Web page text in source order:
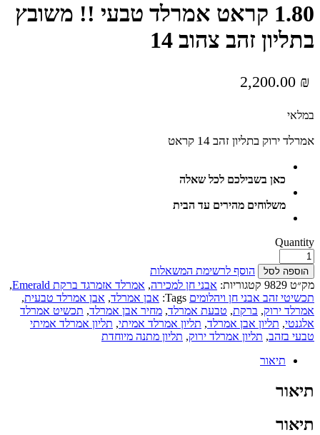
1.80 קראט אמרלד טבעי !! משובץ
בתליון זהב צהוב 14
2,200.00 ₪
במלאי
אמרלד ירוק בתליון זהב 14 קראט
כאן בשבילכם לכל שאלה
משלוחים מהירים עד הבית
Quantity
הוספה לסל
הוסף לרשימת המשאלות
מק״ט 9829 קטגוריות: אבני חן למכירה, אמרלד אזמרגד ברקת Emerald
,
תכשיטי זהב אבני חן ויהלומים Tags: אבן אמרלד, אבן אמרלד טבעית,
אמרלד ירוק, ברקת, טבעת אמרלד, מחיר אבן אמרלד, תכשיט אמרלד
אלגנטי, תליון אבן אמרלד, תליון אמרלד אמיתי, תליון אמרלד אמיתי
טבעי בזהב, תליון אמרלד ירוק, תליון מתנה מיוחדת
תיאור
תיאור
תיאור